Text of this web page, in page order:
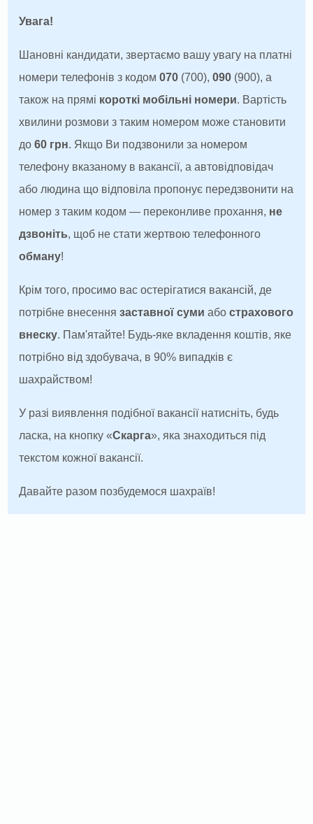
Увага!
Шановні кандидати, звертаємо вашу увагу на платні
номери телефонів з кодом070 (700),090 (900), а
також на прямі короткі мобільні номери. Вартість
хвилини розмови з таким номером може становити
до60 грн. Якщо Ви подзвонили за номером
телефону вказаному в вакансії, а автовідповідач
або людина що відповіла пропонує передзвонити на
номер з таким кодом — переконливе прохання, не
дзвоніть, щоб не стати жертвою телефонного
обману!
Крім того, просимо вас остерігатися вакансій, де
потрібне внесеннязаставної суми абострахового
внеску. Пам'ятайте! Будь-яке вкладення коштів, яке
потрібно від здобувача, в 90% випадків є
шахрайством!
У разі виявлення подібної вакансії натисніть, будь
ласка, на кнопку «Скарга», яка знаходиться під
текстом кожної вакансії.
Давайте разом позбудемося шахраїв!